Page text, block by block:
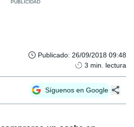
Publicado: 26/09/2018 09:48
3 min. lectura
Síguenos en Google